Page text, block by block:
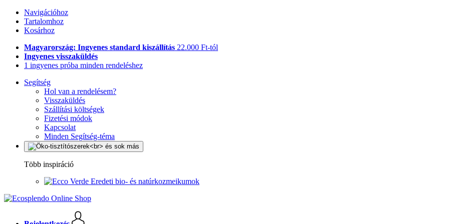
Navigációhoz
Tartalomhoz
Kosárhoz
Magyarország: Ingyenes standard kiszállítás 22.000 Ft-tól
Ingyenes visszaküldés
1 ingyenes próba minden rendeléshez
Segítség
Hol van a rendelésem?
Visszaküldés
Szállítási költségek
Fizetési módok
Kapcsolat
Minden Segítség-téma
Több inspiráció
Eredeti bio- és natúrkozmeikumok